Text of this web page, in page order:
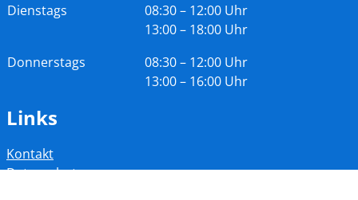
TagZeiten
Dienstags
08:30 – 12:00 Uhr
13:00 – 18:00 Uhr
Donnerstags
08:30 – 12:00 Uhr
13:00 – 16:00 Uhr
Links
Kontakt
Datenschutz